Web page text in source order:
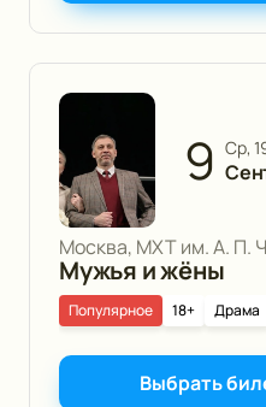
9 ср,
Москва, МХТ им. А. П.
Мужья и жёны
18+ Драма
Популярное
Выбрать